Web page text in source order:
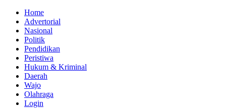
Home
Advertorial
Nasional
Politik
Pendidikan
Peristiwa
Hukum & Kriminal
Daerah
Wajo
Olahraga
Login